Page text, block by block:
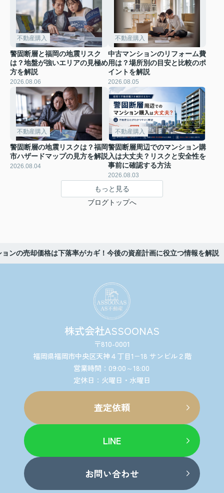
不動産購入
警固断層と福岡の地震リスク
は？地盤が強いエリアの見極め
方を解説
2026.08.06
不動産購入
中古マンションのリフォーム費
用は？場所別の目安と比較のポ
イントを解説
2026.08.05
不動産購入
警固断層の地震リスクは？福岡
市ハザードマップの見方を解説
2026.08.04
不動産購入
警固断層周辺でのマンション購
入は大丈夫？リスクと安全性を
事前に確認する方法
2026.08.03
もっと見る
ブログトップへ
ンの売却価格は下落率がカギ！今後の資産計画に役立つ情報を解説
株式会社ASSOONAS
〒810-0001
福岡県福岡市中央区天神４丁目1−18 サンビル２階
営業時間：09:00～18:00
定休日：火曜日・水曜日
査定依頼
LINE
お問い合わせ